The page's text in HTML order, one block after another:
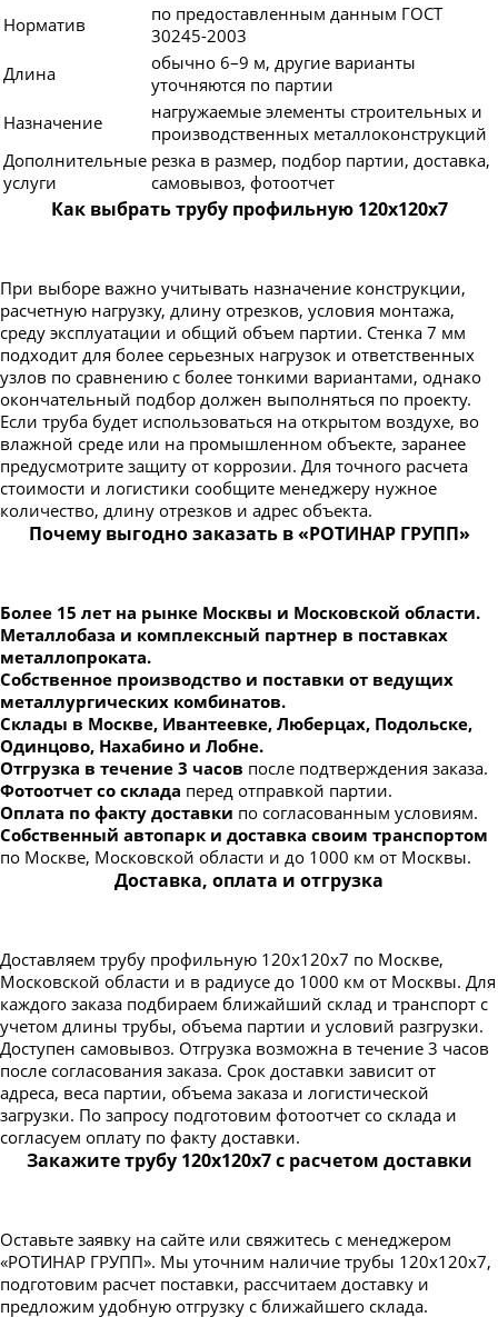
Норматив
по предоставленным данным ГОСТ
30245-2003
Длина
обычно 6–9 м, другие варианты
уточняются по партии
Назначение
нагружаемые элементы строительных и
производственных металлоконструкций
Дополнительные
услуги
резка в размер, подбор партии, доставка,
самовывоз, фотоотчет
Как выбрать трубу профильную 120х120х7
При выборе важно учитывать назначение конструкции,
расчетную нагрузку, длину отрезков, условия монтажа,
среду эксплуатации и общий объем партии. Стенка 7 мм
подходит для более серьезных нагрузок и ответственных
узлов по сравнению с более тонкими вариантами, однако
окончательный подбор должен выполняться по проекту.
Если труба будет использоваться на открытом воздухе, во
влажной среде или на промышленном объекте, заранее
предусмотрите защиту от коррозии. Для точного расчета
стоимости и логистики сообщите менеджеру нужное
количество, длину отрезков и адрес объекта.
Почему выгодно заказать в «РОТИНАР ГРУПП»
Более 15 лет на рынке Москвы и Московской области.
Металлобаза и комплексный партнер в поставках
металлопроката.
Собственное производство и поставки от ведущих
металлургических комбинатов.
Склады в Москве, Ивантеевке, Люберцах, Подольске,
Одинцово, Нахабино и Лобне.
Отгрузка в течение 3 часов после подтверждения заказа.
Фотоотчет со склада перед отправкой партии.
Оплата по факту доставки по согласованным условиям.
Собственный автопарк и доставка своим транспортом
по Москве, Московской области и до 1000 км от Москвы.
Доставка, оплата и отгрузка
Доставляем трубу профильную 120х120х7 по Москве,
Московской области и в радиусе до 1000 км от Москвы. Для
каждого заказа подбираем ближайший склад и транспорт с
учетом длины трубы, объема партии и условий разгрузки.
Доступен самовывоз. Отгрузка возможна в течение 3 часов
после согласования заказа. Срок доставки зависит от
адреса, веса партии, объема заказа и логистической
загрузки. По запросу подготовим фотоотчет со склада и
согласуем оплату по факту доставки.
Закажите трубу 120х120х7 с расчетом доставки
Оставьте заявку на сайте или свяжитесь с менеджером
«РОТИНАР ГРУПП». Мы уточним наличие трубы 120х120х7,
подготовим расчет поставки, рассчитаем доставку и
предложим удобную отгрузку с ближайшего склада.